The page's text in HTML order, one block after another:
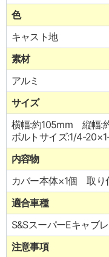
色
キャスト地
素材
アルミ
サイズ
横幅:約105mm 縦幅:
ボルトサイズ:1/4-
内容物
カバー本体×1個 取り
適合車種
S&SスーパーEキャブ
注意事項